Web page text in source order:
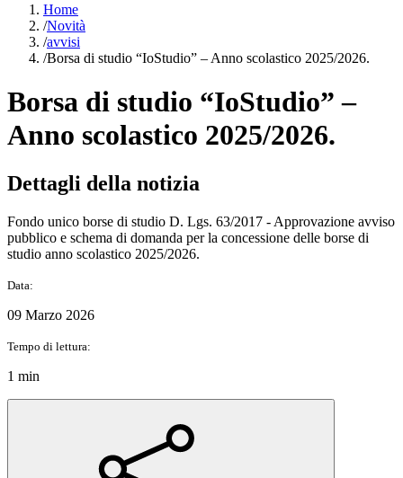
Home
/Novità
/avvisi
/Borsa di studio “IoStudio” – Anno scolastico 2025/2026.
Borsa di studio “IoStudio” –
Anno scolastico 2025/2026.
Dettagli della notizia
Fondo unico borse di studio D. Lgs. 63/2017 - Approvazione avviso
pubblico e schema di domanda per la concessione delle borse di
studio anno scolastico 2025/2026.
Data:
09 Marzo 2026
Tempo di lettura:
1 min